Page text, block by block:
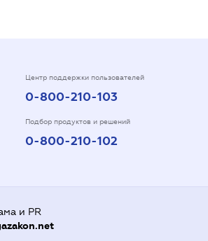
Центр поддержки пользователей
0-800-210-103
Подбор продуктов и решений
0-800-210-102
и PR